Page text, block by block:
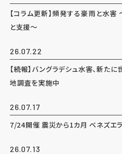
【コラム更新】頻発する豪雨と水
と支援～
26.07.22
【続報】バングラデシュ水害、新た
地調査を実施中
26.07.17
7/24開催 震災から1カ月 ベネズエ
26.07.13